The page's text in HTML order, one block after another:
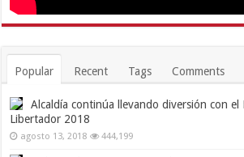
Popular Recent Tags Comments
Alcaldía continúa llevando diversión con el
Libertador 2018
agosto 13, 2018 444,199